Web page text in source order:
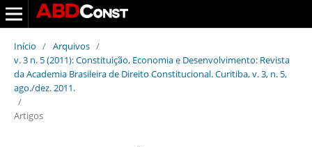
Início / Arquivos /
v. 3 n. 5 (2011): Constituição, Economia e Desenvolvimento: Revista
da Academia Brasileira de Direito Constitucional. Curitiba, v. 3, n. 5,
ago./dez. 2011.
/
Artigos